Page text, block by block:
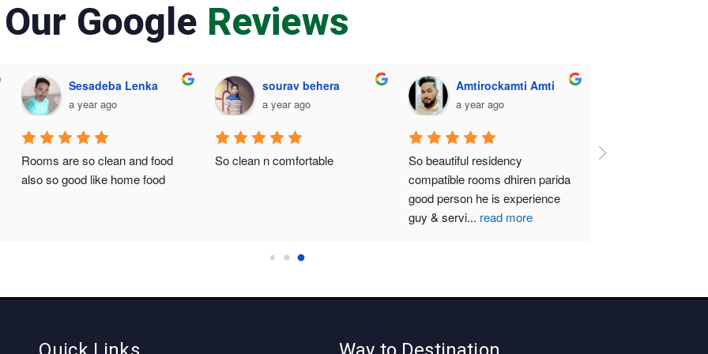
Our Google Reviews
Sesadeba Lenka
a year ago
Rooms are so clean and food
also so good like home food
sourav behera
a year ago
So clean n comfortable
Amtirockamti Amti
a year ago
So beautiful residency
compatible rooms dhiren parida
good person he is experience
guy & servi... read more